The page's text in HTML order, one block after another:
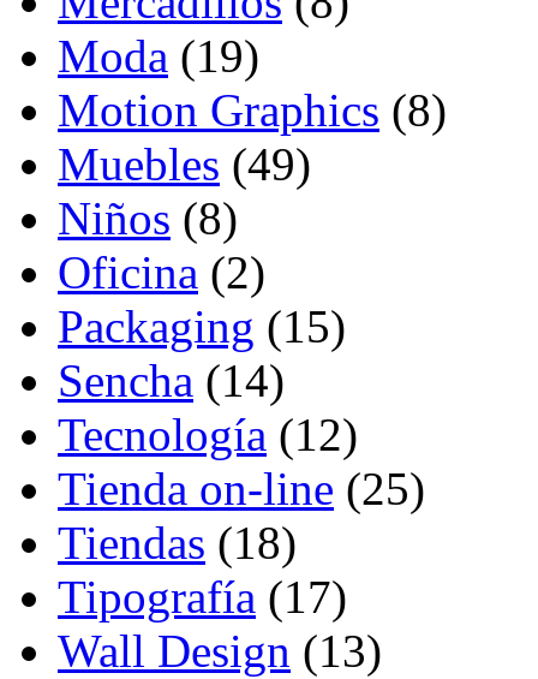
Moda (19)
Motion Graphics (8)
Muebles (49)
Niños (8)
Oficina (2)
Packaging (15)
Sencha (14)
Tecnología (12)
Tienda on-line (25)
Tiendas (18)
Tipografía (17)
Wall Design (13)